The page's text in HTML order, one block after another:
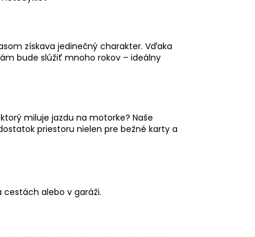
získava jedinečný charakter. Vďaka
bude slúžiť mnoho rokov – ideálny
miluje jazdu na motorke? Naše
priestoru nielen pre bežné karty a
alebo v garáži.